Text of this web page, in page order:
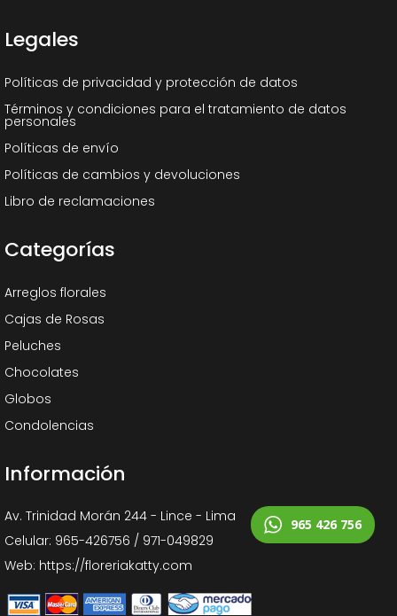
Legales
Políticas de privacidad y protección de datos
Términos y condiciones para el tratamiento de datos
personales
Políticas de envío
Políticas de cambios y devoluciones
Libro de reclamaciones
Categorías
Arreglos florales
Cajas de Rosas
Peluches
Chocolates
Globos
Condolencias
Información
Av. Trinidad Morán 244 - Lince - Lima
Celular: 965-426756 / 971-049829
Web: https://floreriakatty.com
965 426 756